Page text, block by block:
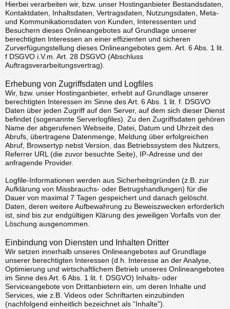
Hierbei verarbeiten wir, bzw. unser Hostinganbieter Bestandsdaten,
Kontaktdaten, Inhaltsdaten, Vertragsdaten, Nutzungsdaten, Meta-
und Kommunikationsdaten von Kunden, Interessenten und
Besuchern dieses Onlineangebotes auf Grundlage unserer
berechtigten Interessen an einer effizienten und sicheren
Zurverfügungstellung dieses Onlineangebotes gem. Art. 6 Abs. 1 lit.
f DSGVO i.V.m. Art. 28 DSGVO (Abschluss
Auftragsverarbeitungsvertrag).
Erhebung von Zugriffsdaten und Logfiles
Wir, bzw. unser Hostinganbieter, erhebt auf Grundlage unserer
berechtigten Interessen im Sinne des Art. 6 Abs. 1 lit. f. DSGVO
Daten über jeden Zugriff auf den Server, auf dem sich dieser Dienst
befindet (sogenannte Serverlogfiles). Zu den Zugriffsdaten gehören
Name der abgerufenen Webseite, Datei, Datum und Uhrzeit des
Abrufs, übertragene Datenmenge, Meldung über erfolgreichen
Abruf, Browsertyp nebst Version, das Betriebssystem des Nutzers,
Referrer URL (die zuvor besuchte Seite), IP-Adresse und der
anfragende Provider.
Logfile-Informationen werden aus Sicherheitsgründen (z.B. zur
Aufklärung von Missbrauchs- oder Betrugshandlungen) für die
Dauer von maximal 7 Tagen gespeichert und danach gelöscht.
Daten, deren weitere Aufbewahrung zu Beweiszwecken erforderlich
ist, sind bis zur endgültigen Klärung des jeweiligen Vorfalls von der
Löschung ausgenommen.
Einbindung von Diensten und Inhalten Dritter
Wir setzen innerhalb unseres Onlineangebotes auf Grundlage
unserer berechtigten Interessen (d.h. Interesse an der Analyse,
Optimierung und wirtschaftlichem Betrieb unseres Onlineangebotes
im Sinne des Art. 6 Abs. 1 lit. f. DSGVO) Inhalts- oder
Serviceangebote von Drittanbietern ein, um deren Inhalte und
Services, wie z.B. Videos oder Schriftarten einzubinden
(nachfolgend einheitlich bezeichnet als “Inhalte”).